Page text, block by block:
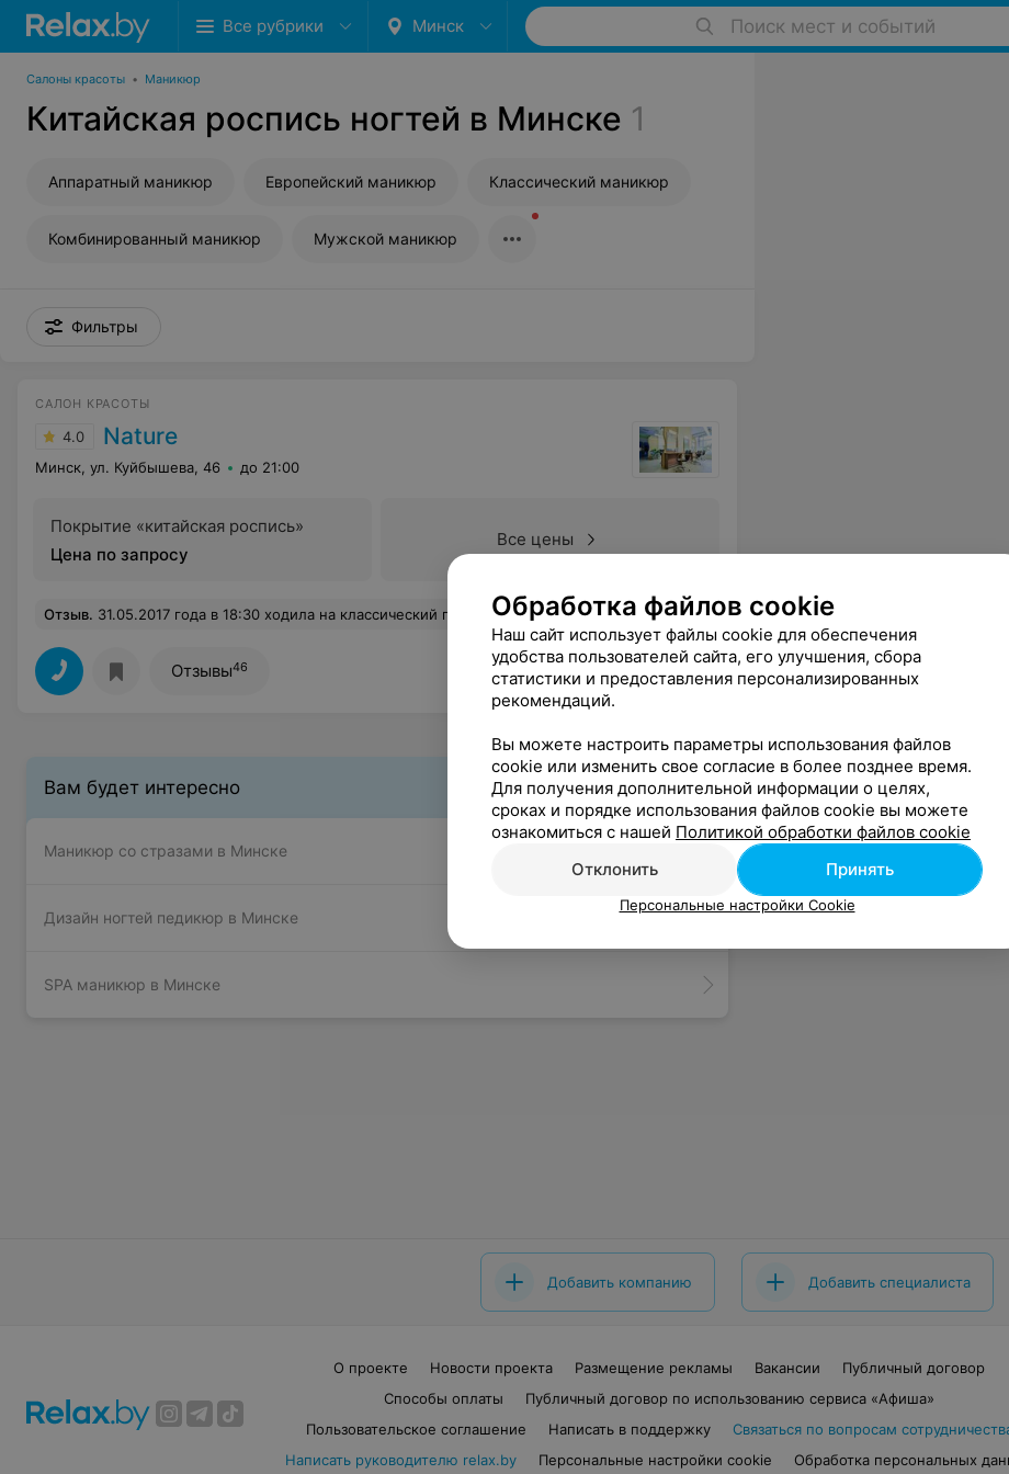
Все рубрики Минск Поиск мест и событий
Салоны красоты • Маникюр
Китайская роспись ногтей в Минске 1
Аппаратный маникюр Европейский маникюр Классический маникюр
Комбинированный маникюр Мужской маникюр
Фильтры
САЛОН КРАСОТЫ
4.0 Nature
Минск, ул. Куйбышева, 46 до 21:00
Покрытие «китайская роспись»
Цена по запросу
Все цены
Отзыв. 31.05.2017 года в 18:30 ходила на классический педикюр (уточнила время, т.к. имя мастера не узнавала).Качество обслуживания оставляет желать лучшего! Обработка стоп представила из себя шлифование пилкой не более 2-ух минут для каждой ноги,никакой обработки натоптышей и пяточек, а просто финальная полировка, что крайне возмутило. Пальчики обработаны не аккуратно (с одним порезом), не проверялись вросшие ногти, ногтям только придали форму мягкой пилочкой. Работа выполнялась на скорую руку, складывалось такое ощущение, что мастер постоянно куда-то опаздывает и крайне не уважает то, чем занимается. Покрытие выбрала обычным лаком, который оказался невероятно дешевым и не качественным, нанесли элементарно без базового покрытия и уже сегодня лак на больших пальцах начал стираться. Время всей работы - 45 минут.Приятным за всю процедуру было лишь скрабирование и последующее нанесение крема, которое на удивление заняло чуть больше времени, чем обработка стоп.Отвратительная работа! Еще
Отзывы46
Вам будет интересно
Маникюр со стразами в Минске
Дизайн ногтей педикюр в Минске
SPA маникюр в Минске
Добавить компанию Добавить специалиста
О проекте Новости проекта Размещение рекламы Вакансии
Публичный договор
Способы оплаты
Публичный договор по использованию сервиса «Афиша»
Пользовательское соглашение
Написать в поддержку
Связаться по вопросам
Написать руководителю relax.by
Персональные настройки cookie Обработка персональных
Обработка файлов cookie
Наш сайт использует файлы cookie для обеспечения
удобства пользователей сайта, его улучшения, сбора
статистики и предоставления персонализированных
рекомендаций.
Вы можете настроить параметры использования файлов
cookie или изменить свое согласие в более позднее время.
Для получения дополнительной информации о целях,
сроках и порядке использования файлов cookie вы можете
ознакомиться с нашей Политикой обработки файлов cookie
Отклонить
Принять
Персональные настройки Cookie